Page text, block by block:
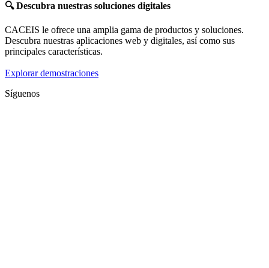
🔍Descubra nuestras soluciones digitales
CACEIS le ofrece una amplia gama de productos y soluciones.
Descubra nuestras aplicaciones web y digitales, así como sus
principales características.
Explorar demostraciones
Síguenos